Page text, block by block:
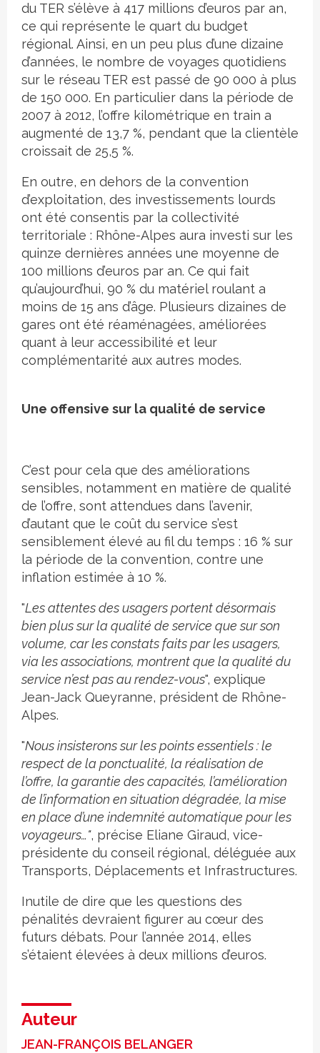
du TER s’élève à 417 millions d’euros par an,
ce qui représente le quart du budget
régional. Ainsi, en un peu plus d’une dizaine
d’années, le nombre de voyages quotidiens
sur le réseau TER est passé de 90 000 à plus
de 150 000. En particulier dans la période de
2007 à 2012, l’offre kilométrique en train a
augmenté de 13,7 %, pendant que la clientèle
croissait de 25,5 %.
En outre, en dehors de la convention
d’exploitation, des investissements lourds
ont été consentis par la collectivité
territoriale : Rhône-Alpes aura investi sur les
quinze dernières années une moyenne de
100 millions d’euros par an. Ce qui fait
qu’aujourd’hui, 90 % du matériel roulant a
moins de 15 ans d’âge. Plusieurs dizaines de
gares ont été réaménagées, améliorées
quant à leur accessibilité et leur
complémentarité aux autres modes.
Une offensive sur la qualité de service
C’est pour cela que des améliorations
sensibles, notamment en matière de qualité
de l’offre, sont attendues dans l’avenir,
d’autant que le coût du service s’est
sensiblement élevé au fil du temps : 16 % sur
la période de la convention, contre une
inflation estimée à 10 %.
"Les attentes des usagers portent désormais
bien plus sur la qualité de service que sur son
volume, car les constats faits par les usagers,
via les associations, montrent que la qualité du
service n’est pas au rendez-vous", explique
Jean-Jack Queyranne, président de Rhône-
Alpes.
"Nous insisterons sur les points essentiels : le
respect de la ponctualité, la réalisation de
l’offre, la garantie des capacités, l’amélioration
de l’information en situation dégradée, la mise
en place d’une indemnité automatique pour les
voyageurs…", précise Eliane Giraud, vice-
présidente du conseil régional, déléguée aux
Transports, Déplacements et Infrastructures.
Inutile de dire que les questions des
pénalités devraient figurer au cœur des
futurs débats. Pour l’année 2014, elles
s’étaient élevées à deux millions d’euros.
Auteur
JEAN-FRANÇOIS BELANGER